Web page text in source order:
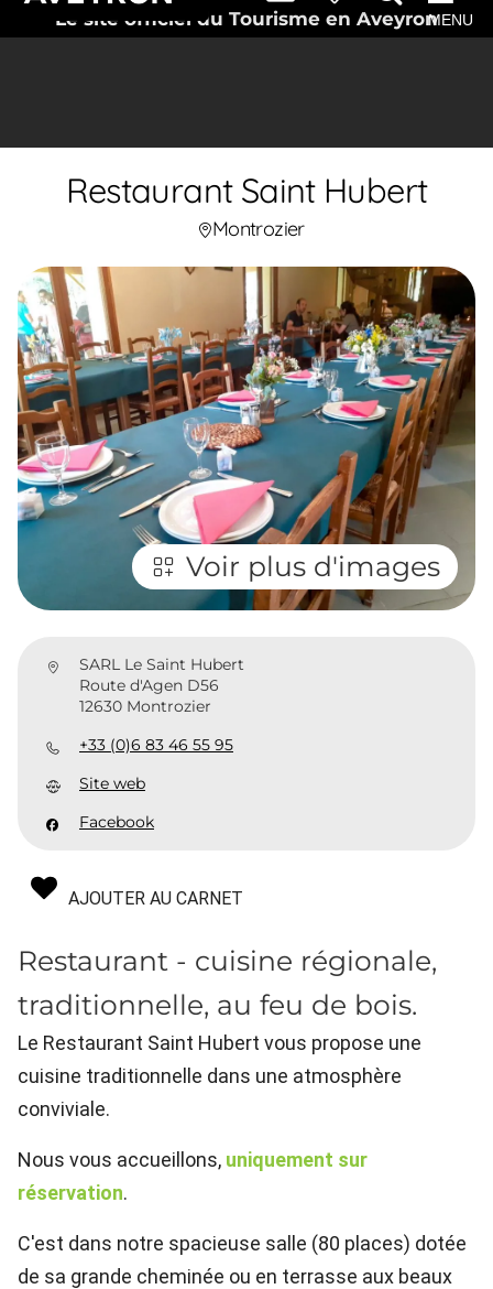
Le site officiel du Tourisme en AveyronMENU
Restaurant Saint Hubert
Montrozier
Voir plus d'images
SARL Le Saint Hubert
Route d'Agen D56
12630 Montrozier
+33 (0)6 83 46 55 95
Site web
Facebook
AJOUTER AU CARNET
Restaurant - cuisine régionale,
traditionnelle, au feu de bois.
Le Restaurant Saint Hubert vous propose une
cuisine traditionnelle dans une atmosphère
conviviale.
Nous vous accueillons, uniquement sur
réservation.
C'est dans notre spacieuse salle (80 places) dotée
de sa grande cheminée ou en terrasse aux beaux